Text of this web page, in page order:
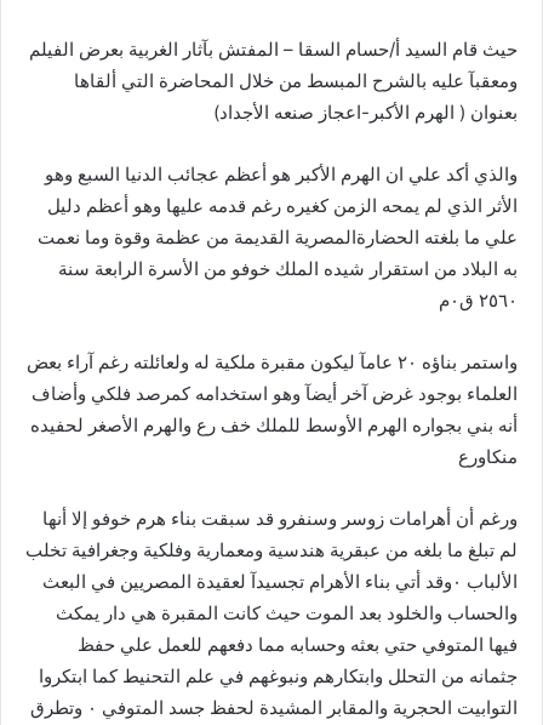
حيث قام السيد أ/حسام السقا – المفتش بآثار الغربية بعرض الفيلم
ومعقبآ عليه بالشرح المبسط من خلال المحاضرة التي ألقاها
بعنوان ( الهرم الأكبر-اعجاز صنعه الأجداد)
والذي أكد علي ان الهرم الأكبر هو أعظم عجائب الدنيا السبع وهو
الأثر الذي لم يمحه الزمن كغيره رغم قدمه عليها وهو أعظم دليل
علي ما بلغته الحضارةالمصرية القديمة من عظمة وقوة وما نعمت
به البلاد من استقرار شيده الملك خوفو من الأسرة الرابعة سنة
٢٥٦٠ ق٠م
واستمر بناؤه ٢٠ عامآ ليكون مقبرة ملكية له ولعائلته رغم آراء بعض
العلماء بوجود غرض آخر أيضآ وهو استخدامه كمرصد فلكي وأضاف
أنه بني بجواره الهرم الأوسط للملك خف رع والهرم الأصغر لحفيده
منكاورع
ورغم أن أهرامات زوسر وسنفرو قد سبقت بناء هرم خوفو إلا أنها
لم تبلغ ما بلغه من عبقرية هندسية ومعمارية وفلكية وجغرافية تخلب
الألباب ٠وقد أتي بناء الأهرام تجسيدآ لعقيدة المصريين في البعث
والحساب والخلود بعد الموت حيث كانت المقبرة هي دار يمكث
فيها المتوفي حتي بعثه وحسابه مما دفعهم للعمل علي حفظ
جثمانه من التحلل وابتكارهم ونبوغهم في علم التحنيط كما ابتكروا
التوابيت الحجرية والمقابر المشيدة لحفظ جسد المتوفي ٠ وتطرق